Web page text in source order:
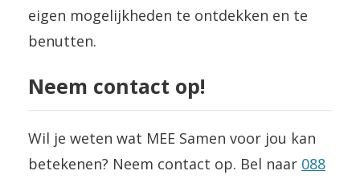
eigen mogelijkheden te ontdekken en te
benutten.
Neem contact op!
Wil je weten wat MEE Samen voor jou kan
betekenen? Neem contact op. Bel naar 088